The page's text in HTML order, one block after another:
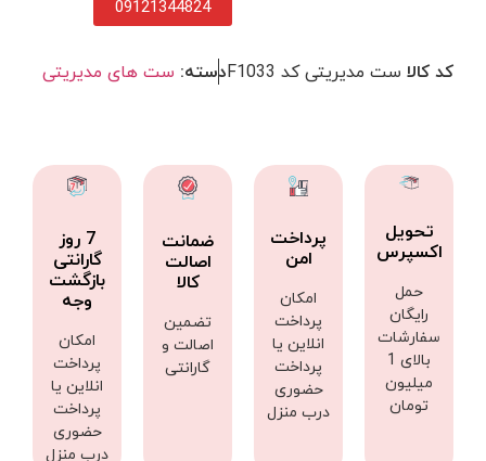
09121344824
کد کالا ست مدیریتی کد F1033 دسته: ست های مدیریتی
تحویل
اکسپرس
حمل
رایگان
سفارشات
بالای 1
میلیون
تومان
پرداخت
امن
امکان
پرداخت
انلاین یا
پرداخت
حضوری
درب منزل
ضمانت
اصالت
کالا
تضمین
اصالت و
گارانتی
7 روز
گارانتی
بازگشت
وجه
امکان
پرداخت
انلاین یا
پرداخت
حضوری
درب منزل